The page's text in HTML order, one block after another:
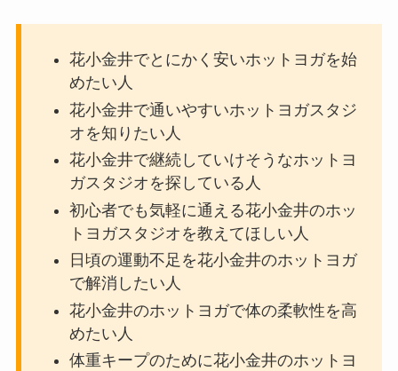
花小金井でとにかく安いホットヨガを始
めたい人
花小金井で通いやすいホットヨガスタジ
オを知りたい人
花小金井で継続していけそうなホットヨ
ガスタジオを探している人
初心者でも気軽に通える花小金井のホッ
トヨガスタジオを教えてほしい人
日頃の運動不足を花小金井のホットヨガ
で解消したい人
花小金井のホットヨガで体の柔軟性を高
めたい人
体重キープのために花小金井のホットヨ